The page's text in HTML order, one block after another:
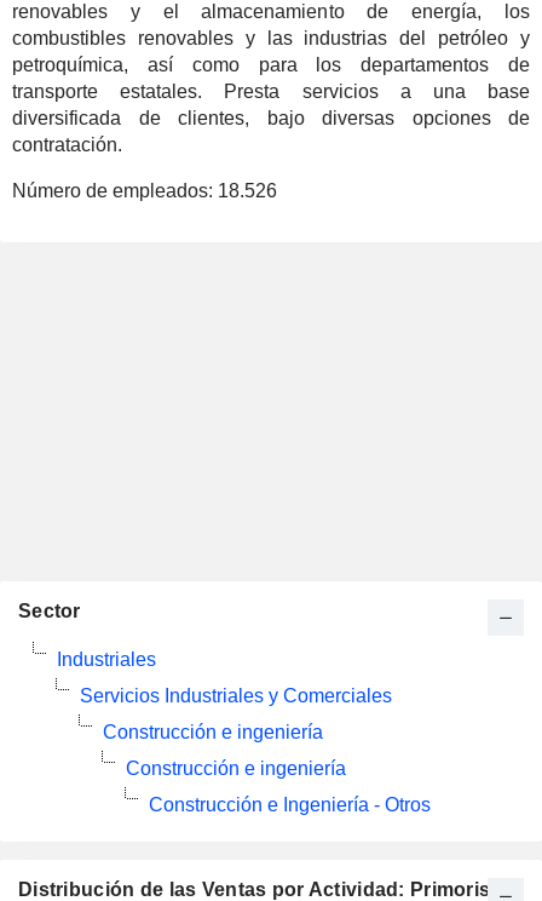
renovables y el almacenamiento de energía, los
combustibles renovables y las industrias del petróleo y
petroquímica, así como para los departamentos de
transporte estatales. Presta servicios a una base
diversificada de clientes, bajo diversas opciones de
contratación.
Número de empleados: 18.526
Distribución de las Ventas por Actividad: Primoris
Sector
Industriales
Servicios Industriales y Comerciales
Construcción e ingeniería
Construcción e ingeniería
Construcción e Ingeniería - Otros